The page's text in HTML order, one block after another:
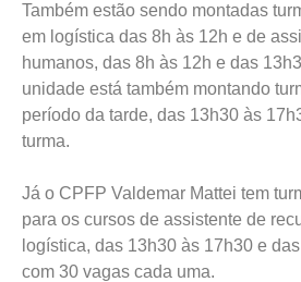
Também estão sendo montadas
em logística das 8h às 12h e de
humanos, das 8h às 12h e das
unidade está também montando
período da tarde, das 13h30 às
turma.
Já o CPFP Valdemar Mattei tem
para os cursos de assistente de
logística, das 13h30 às 17h30 e
com 30 vagas cada uma.